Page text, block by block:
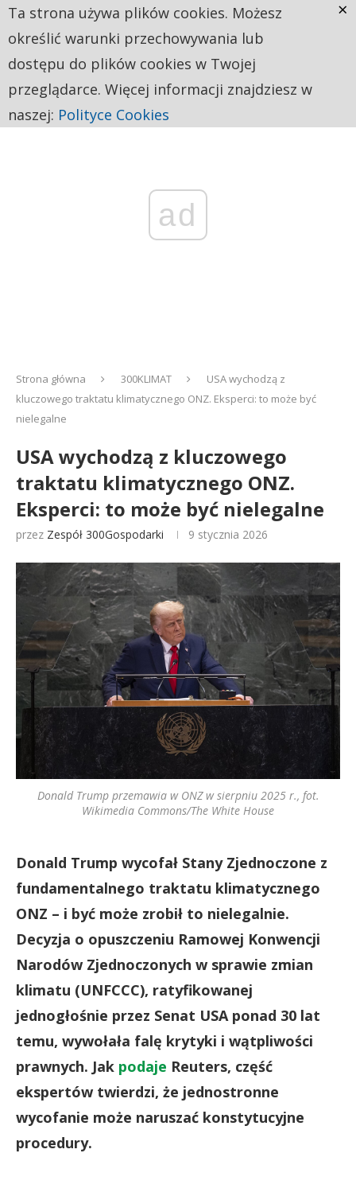
ad
Strona główna 300KLIMAT
USA wychodzą z
kluczowego traktatu klimatycznego ONZ. Eksperci: to może być
nielegalne
USA wychodzą z kluczowego
traktatu klimatycznego ONZ.
Eksperci: to może być nielegalne
przez Zespół 300Gospodarki 9 stycznia 2026
Donald Trump przemawia w ONZ w sierpniu 2025 r., fot.
Wikimedia Commons/The White House
Donald Trump wycofał Stany Zjednoczone z
fundamentalnego traktatu klimatycznego
ONZ – i być może zrobił to nielegalnie.
Decyzja o opuszczeniu Ramowej Konwencji
Narodów Zjednoczonych w sprawie zmian
klimatu (UNFCCC), ratyfikowanej
jednogłośnie przez Senat USA ponad 30 lat
temu, wywołała falę krytyki i wątpliwości
prawnych. Jak podaje Reuters, część
ekspertów twierdzi, że jednostronne
wycofanie może naruszać konstytucyjne
procedury.
Ta strona używa plików cookies. Możesz
określić warunki przechowywania lub
dostępu do plików cookies w Twojej
przeglądarce. Więcej informacji znajdziesz w
naszej: Polityce Cookies
×